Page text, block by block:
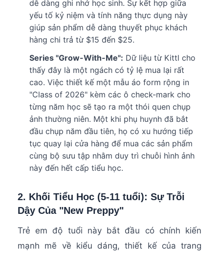
dễ dàng ghi nhớ học sinh. Sự kết hợp giữa
yếu tố kỷ niệm và tính năng thực dụng này
giúp sản phẩm dễ dàng thuyết phục khách
hàng chi trả từ $15 đến $25.
Series "Grow-With-Me": Dữ liệu từ Kittl cho
thấy đây là một ngách có tỷ lệ mua lại rất
cao. Việc thiết kế một mẫu áo form rộng in
"Class of 2026" kèm các ô check-mark cho
từng năm học sẽ tạo ra một thói quen chụp
ảnh thường niên. Một khi phụ huynh đã bắt
đầu chụp năm đầu tiên, họ có xu hướng tiếp
tục quay lại cửa hàng để mua các sản phẩm
cùng bộ sưu tập nhằm duy trì chuỗi hình ảnh
này đến hết cấp tiểu học.
2. Khối Tiểu Học (5-11 tuổi): Sự Trỗi
Dậy Của "New Preppy"
Trẻ em độ tuổi này bắt đầu có chính kiến
mạnh mẽ về kiểu dáng, thiết kế của trang